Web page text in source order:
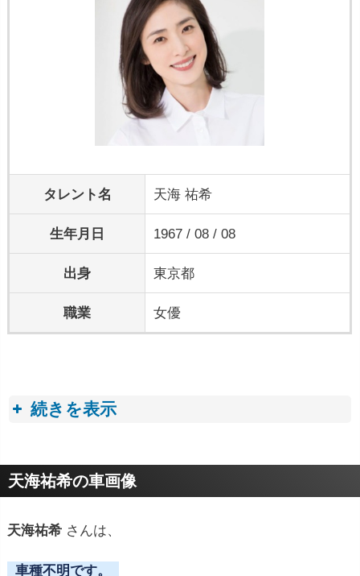
タレント名 天海 祐希
生年月日 1967 / 08 / 08
出身 東京都
職業 女優
続きを表示
プロフィールトピック
天海祐希の車画像
天海祐希 さんは、
車種不明です。